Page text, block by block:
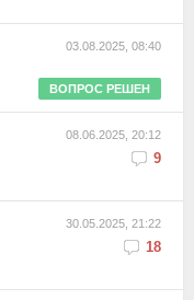
03.08.2025, 08:40
ВОПРОС РЕШЕН
08.06.2025, 20:12
9
30.05.2025, 21:22
18